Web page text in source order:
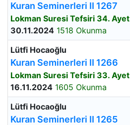
Kuran Seminerleri II 1267
Lokman Suresi Tefsiri 34. Ayet
30.11.2024 1518 Okunma
Lütfi Hocaoğlu
Kuran Seminerleri II 1266
Lokman Suresi Tefsiri 33. Ayet
16.11.2024 1605 Okunma
Lütfi Hocaoğlu
Kuran Seminerleri II 1265